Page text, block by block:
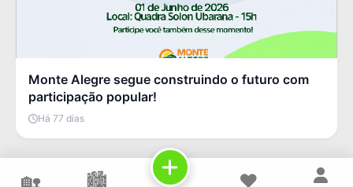
Monte Alegre segue construindo o futuro com
participação popular!
Há 77 dias
🏡 🏙️ ❤️